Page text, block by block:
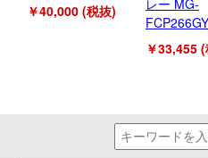
￥40,000 (税抜)
レー MG-
FCP266GY
￥33,455